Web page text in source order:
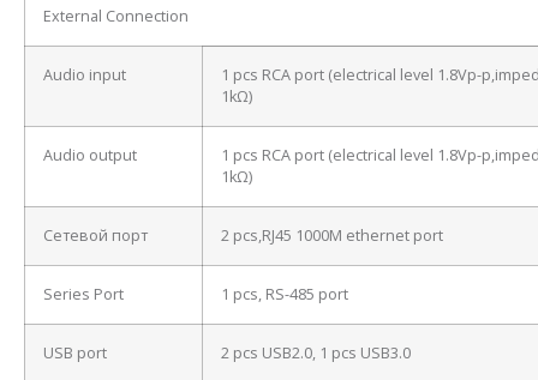
External Connection
Audio input
1 pcs RCA port (electrical level 1.8Vp-
1kΩ)
Audio output
1 pcs RCA port (electrical level 1.8Vp-
1kΩ)
Сетевой порт 2 pcs,RJ45 1000M ethernet port
Series Port 1 pcs, RS-485 port
USB port 2 pcs USB2.0, 1 pcs USB3.0